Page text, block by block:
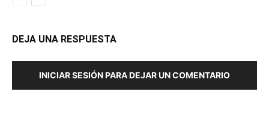
DEJA UNA RESPUESTA
INICIAR SESIÓN PARA DEJAR UN COMENTARIO